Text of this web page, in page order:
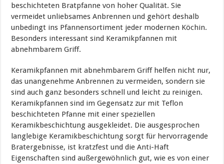
beschichteten Bratpfanne von hoher Qualität. Sie
vermeidet unliebsames Anbrennen und gehört deshalb
unbedingt ins Pfannensortiment jeder modernen Köchin.
Besonders interessant sind Keramikpfannen mit
abnehmbarem Griff.
Keramikpfannen mit abnehmbarem Griff helfen nicht nur,
das unangenehme Anbrennen zu vermeiden, sondern sie
sind auch ganz besonders schnell und leicht zu reinigen.
Keramikpfannen sind im Gegensatz zur mit Teflon
beschichteten Pfanne mit einer speziellen
Keramikbeschichtung ausgekleidet. Die ausgesprochen
langlebige Keramikbeschichtung sorgt für hervorragende
Bratergebnisse, ist kratzfest und die Anti-Haft
Eigenschaften sind außergewöhnlich gut, wie es von einer